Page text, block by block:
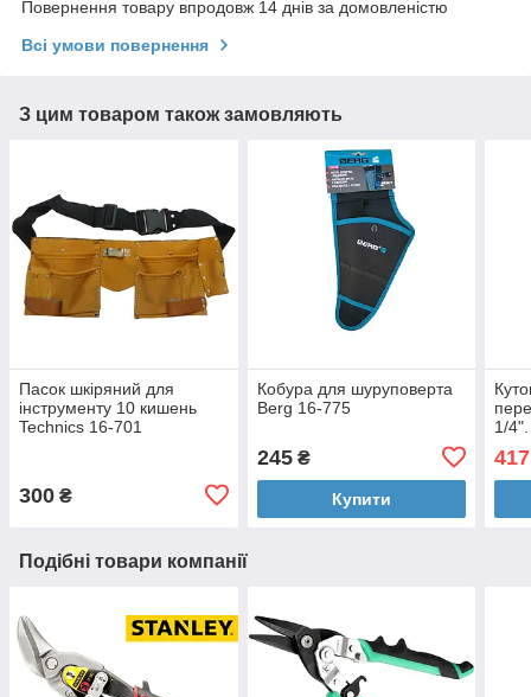
Повернення товару впродовж 14 днів за домовленістю
Всі умови повернення
З цим товаром також замовляють
Пасок шкіряний для
інструменту 10 кишень
Technics 16-701
300 ₴
Кобура для шуруповерта
Berg 16-775
245₴
Купити
1/
Подібні товари компанії